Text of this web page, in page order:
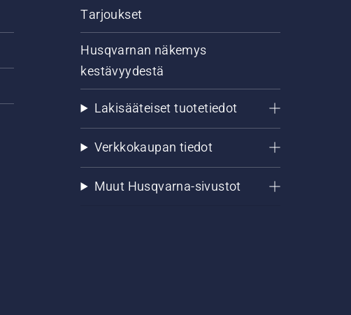
Tarjoukset
Husqvarnan näkemys
kestävyydestä
Lakisääteiset tuotetiedot
Verkkokaupan tiedot
Muut Husqvarna-sivustot